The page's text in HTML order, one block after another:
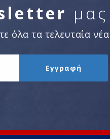
μας
όλα τα τελευταία